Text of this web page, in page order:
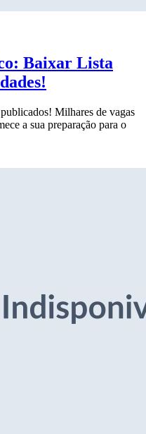
Baixar Lista
Milhares de vagas
a sua preparação para o